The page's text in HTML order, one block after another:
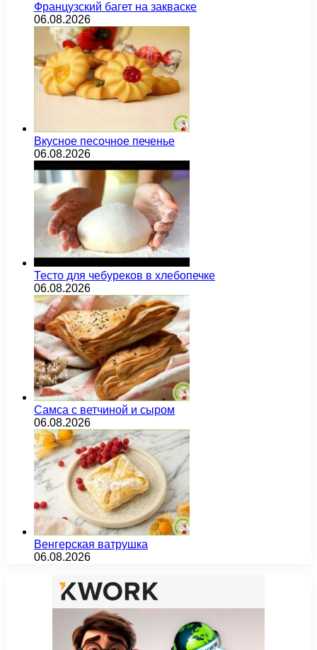
Французский багет на закваске
06.08.2026
Вкусное песочное печенье
06.08.2026
Тесто для чебуреков в хлебопечке
06.08.2026
Самса с ветчиной и сыром
06.08.2026
Венгерская ватрушка
06.08.2026